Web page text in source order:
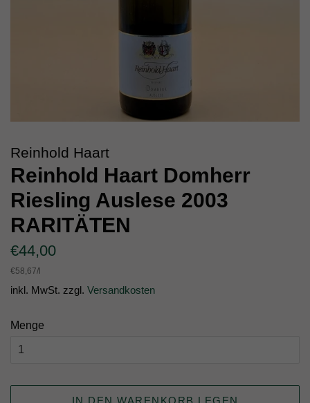
Reinhold Haart
Reinhold Haart Domherr
Riesling Auslese 2003
RARITÄTEN
Normaler
Preis
€44,00
Einzelpreis
€58,67/
inkl. MwSt. zzgl. Versandkosten
Menge
IN DEN WARENKORB LEGEN